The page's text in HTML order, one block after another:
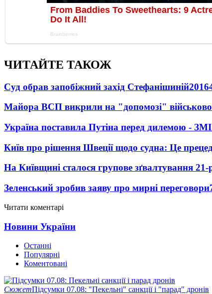
ЧИТАЙТЕ ТАКОЖ
Суд обрав запобіжний захід Стефанішиній
Майора ВСП викрили на "допомозі"
Україна поставила Путіна перед дилемою - ЗМІ
Київ про рішення Швеції щодо судна: Це
На Київщині сталося групове зґвалтування 21-
Зеленський зробив заяву про мирні переговори
Читати коментарі
Новини України
Останні
Популярні
Коментовані
СюжетПідсумки 07.08: "Пекельні" санкції і "парад" дронів